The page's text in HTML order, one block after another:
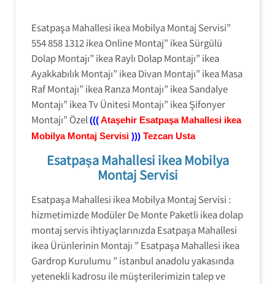
Esatpaşa Mahallesi ikea Mobilya Montaj Servisi”
554 858 1312 ikea Online Montaj” ikea Sürgülü
Dolap Montajı” ikea Raylı Dolap Montajı” ikea
Ayakkabılık Montajı” ikea Divan Montajı” ikea Masa
Raf Montajı” ikea Ranza Montajı” ikea Sandalye
Montajı” ikea Tv Ünitesi Montajı” ikea Şifonyer
Montajı” Özel (((Ataşehir Esatpaşa Mahallesi ikea
Mobilya Montaj Servisi ))) Tezcan Usta
Esatpaşa Mahallesi ikea Mobilya
Montaj Servisi
Esatpaşa Mahallesi ikea Mobilya Montaj Servisi :
hizmetimizde Modüler De Monte Paketli ikea dolap
montaj servis ihtiyaçlarınızda Esatpaşa Mahallesi
ikea Ürünlerinin Montajı ” Esatpaşa Mahallesi ikea
Gardrop Kurulumu ” istanbul anadolu yakasında
yetenekli kadrosu ile müşterilerimizin talep ve